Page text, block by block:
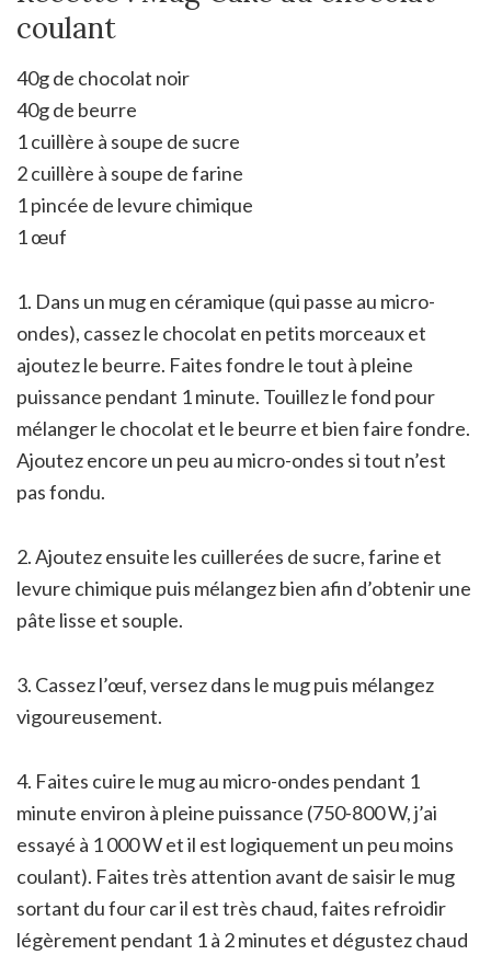
coulant
40g de chocolat noir
40g de beurre
1 cuillère à soupe de sucre
2 cuillère à soupe de farine
1 pincée de levure chimique
1 œuf
1. Dans un mug en céramique (qui passe au micro-
ondes), cassez le chocolat en petits morceaux et
ajoutez le beurre. Faites fondre le tout à pleine
puissance pendant 1 minute. Touillez le fond pour
mélanger le chocolat et le beurre et bien faire fondre.
Ajoutez encore un peu au micro-ondes si tout n’est
pas fondu.
2. Ajoutez ensuite les cuillerées de sucre, farine et
levure chimique puis mélangez bien afin d’obtenir une
pâte lisse et souple.
3. Cassez l’œuf, versez dans le mug puis mélangez
vigoureusement.
4. Faites cuire le mug au micro-ondes pendant 1
minute environ à pleine puissance (750-800 W, j’ai
essayé à 1 000 W et il est logiquement un peu moins
coulant). Faites très attention avant de saisir le mug
sortant du four car il est très chaud, faites refroidir
légèrement pendant 1 à 2 minutes et dégustez chaud